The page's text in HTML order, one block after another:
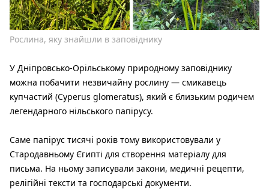
Рослина, яку знайшли в заповіднику
У Дніпровсько-Орільському природному заповіднику
можна побачити незвичайну рослину — смикавець
купчастий (Cyperus glomeratus), який є близьким родичем
легендарного нільського папірусу.
Саме папірус тисячі років тому використовували у
Стародавньому Єгипті для створення матеріалу для
письма. На ньому записували закони, медичні рецепти,
релігійні тексти та господарські документи.